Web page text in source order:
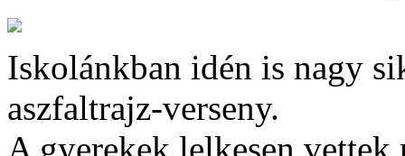
Iskolánkban idén is nagy
aszfaltrajz-verseny.
A gyerekek lelkesen